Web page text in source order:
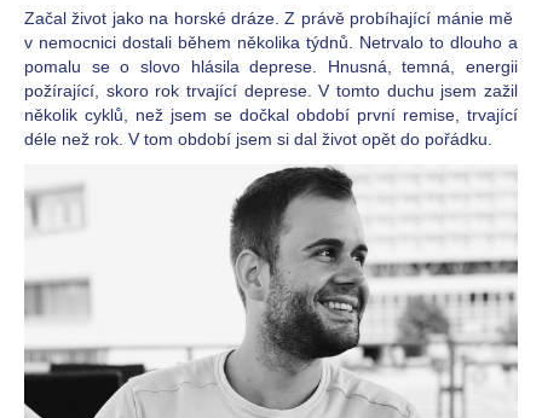
Začal život jako na horské dráze. Z právě probíhající mánie mě
v nemocnici dostali během několika týdnů. Netrvalo to dlouho a
pomalu se o slovo hlásila deprese. Hnusná, temná, energii
požírající, skoro rok trvající deprese. V tomto duchu jsem zažil
několik cyklů, než jsem se dočkal období první remise, trvající
déle než rok. V tom období jsem si dal život opět do pořádku.
HLEDAT